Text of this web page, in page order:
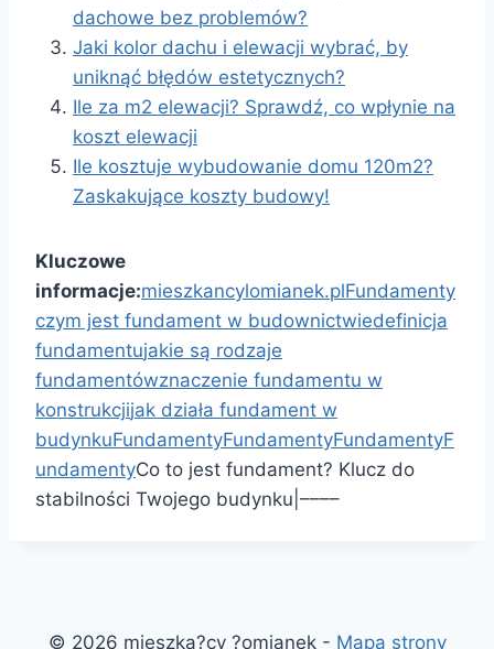
dachowe bez problemów?
Jaki kolor dachu i elewacji wybrać, by
uniknąć błędów estetycznych?
Ile za m2 elewacji? Sprawdź, co wpłynie na
koszt elewacji
Ile kosztuje wybudowanie domu 120m2?
Zaskakujące koszty budowy!
Kluczowe
informacje:mieszkancylomianek.plFundamenty
czym jest fundament w budownictwiedefinicja
fundamentujakie są rodzaje
fundamentówznaczenie fundamentu w
konstrukcjijak działa fundament w
budynkuFundamentyFundamentyFundamentyF
undamentyCo to jest fundament? Klucz do
stabilności Twojego budynku ––––
© 2026 mieszka?cy ?omianek - Mapa strony